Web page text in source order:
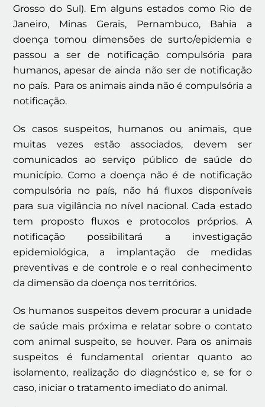
Grosso do Sul). Em alguns estados como Rio de
Janeiro, Minas Gerais, Pernambuco, Bahia a
doença tomou dimensões de surto/epidemia e
passou a ser de notificação compulsória para
humanos, apesar de ainda não ser de notificação
no país. Para os animais ainda não é compulsória a
notificação.
Os casos suspeitos, humanos ou animais, que
muitas vezes estão associados, devem ser
comunicados ao serviço público de saúde do
município. Como a doença não é de notificação
compulsória no país, não há fluxos disponíveis
para sua vigilância no nível nacional. Cada estado
tem proposto fluxos e protocolos próprios. A
notificação possibilitará a investigação
epidemiológica, a implantação de medidas
preventivas e de controle e o real conhecimento
da dimensão da doença nos territórios.
Os humanos suspeitos devem procurar a unidade
de saúde mais próxima e relatar sobre o contato
com animal suspeito, se houver. Para os animais
suspeitos é fundamental orientar quanto ao
isolamento, realização do diagnóstico e, se for o
caso, iniciar o tratamento imediato do animal.